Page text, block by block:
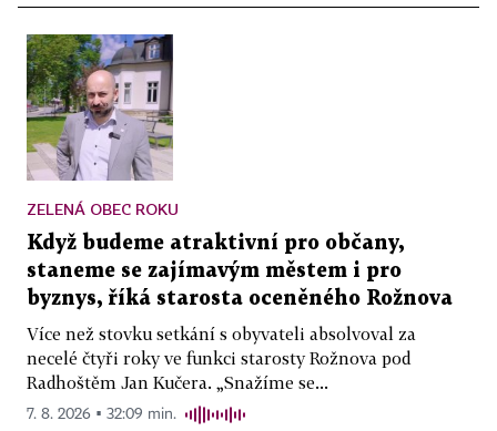
ZELENÁ OBEC ROKU
Když budeme atraktivní pro občany,
staneme se zajímavým městem i pro
byznys, říká starosta oceněného Rožnova
Více než stovku setkání s obyvateli absolvoval za
necelé čtyři roky ve funkci starosty Rožnova pod
Radhoštěm Jan Kučera. „Snažíme se...
7. 8. 2026 ▪ 32:09 min.